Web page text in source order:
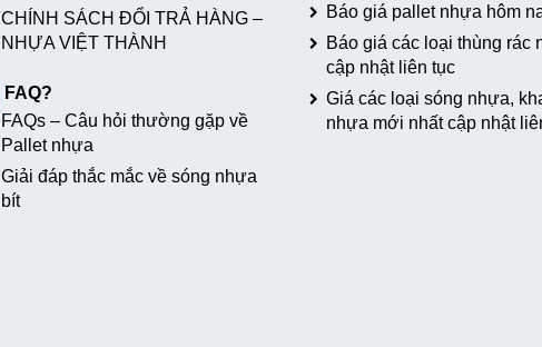
CHÍNH SÁCH ĐỔI TRẢ HÀNG –
NHỰA VIỆT THÀNH
FAQ?
FAQs – Câu hỏi thường gặp về
Pallet nhựa
Giải đáp thắc mắc về sóng nhựa
bít
Báo giá pallet nhựa hôm
Báo giá các loại thùng rác
cập nhật liên tục
Giá các loại sóng nhựa,
nhựa mới nhất cập nhật